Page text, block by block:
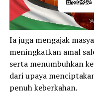
Ia juga mengajak
meningkatkan amal
serta menumbuhkan
dari upaya
penuh keberkahan.